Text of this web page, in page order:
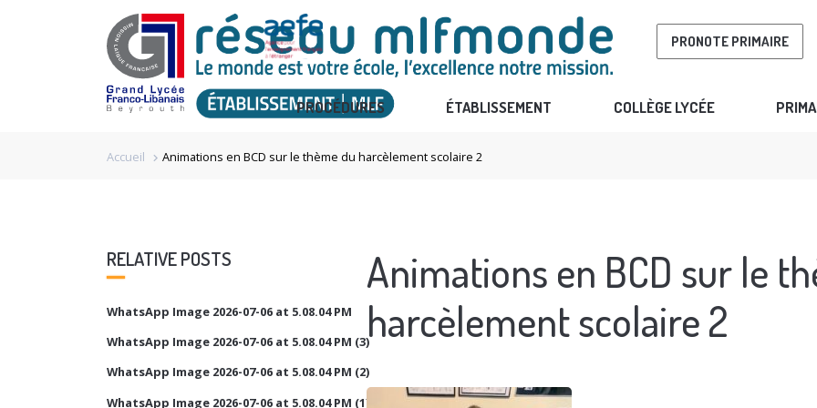
PRONOTE PRIMAIRE
PROCÉDURES ÉTABLISSEMENT COLLÈGE LYCÉE
Accueil chevron_right Animations en BCD sur le thème du harcèlement scolaire 2
RELATIVE POSTS
WhatsApp Image 2026-07-06 at 5.08.04 PM
WhatsApp Image 2026-07-06 at 5.08.04 PM (3)
WhatsApp Image 2026-07-06 at 5.08.04 PM (2)
WhatsApp Image 2026-07-06 at 5.08.04 PM (1)
Animations en BCD sur le
harcèlement scolaire 2